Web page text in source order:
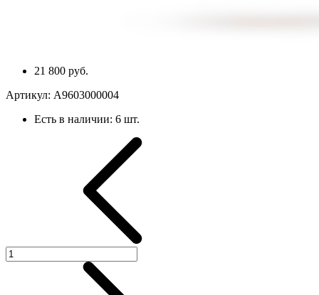
21 800 руб.
Артикул: A9603000004
Есть в наличии: 6 шт.